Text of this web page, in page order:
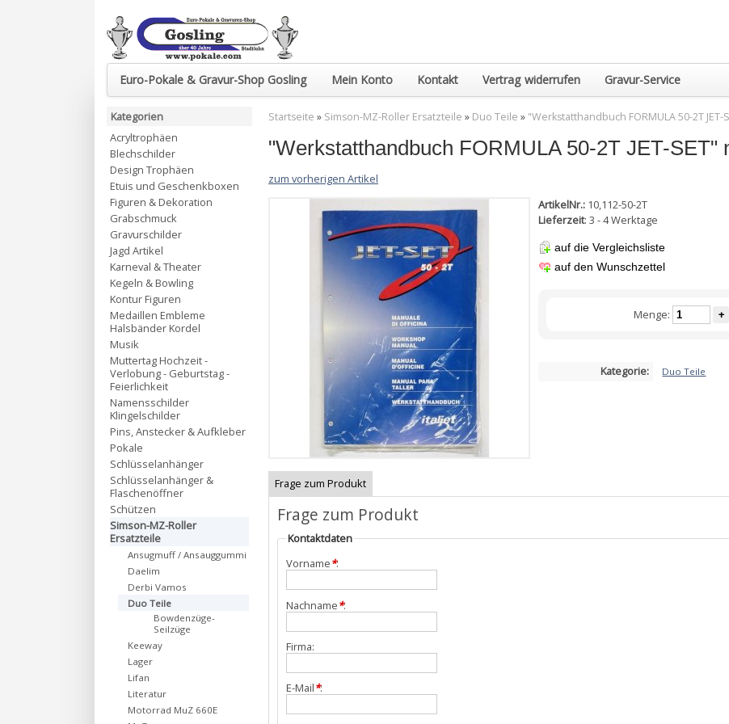
Euro-Pokale & Gravur-Shop Gosling Mein Konto Kontakt Vertrag widerrufen Gravur-Service
Startseite » Simson-MZ-Roller Ersatzteile » Duo Teile » "Werkstatthandbuch FORMULA 50-2T JET-
"Werkstatthandbuch FORMULA 50-2T JET-SET"
zum vorherigen Artikel
ArtikelNr.: 10,112-50-2T
Lieferzeit: 3 - 4 Werktage
auf die Vergleichsliste
auf den Wunschzettel
Menge: +
Kategorie: Duo Teile
Frage zum Produkt
Frage zum Produkt
Kontaktdaten
Vorname*:
Nachname*:
Firma:
E-Mail*:
Kategorien
Acryltrophäen
Blechschilder
Design Trophäen
Etuis und Geschenkboxen
Figuren & Dekoration
Grabschmuck
Gravurschilder
Jagd Artikel
Karneval & Theater
Kegeln & Bowling
Kontur Figuren
Medaillen Embleme
Halsbänder Kordel
Musik
Muttertag Hochzeit -
Verlobung - Geburtstag -
Feierlichkeit
Namensschilder
Klingelschilder
Pins, Anstecker & Aufkleber
Pokale
Schlüsselanhänger
Schlüsselanhänger &
Flaschenöffner
Schützen
Simson-MZ-Roller
Ersatzteile
Ansugmuff / Ansauggummi
Daelim
Derbi Vamos
Duo Teile
Bowdenzüge-
Seilzüge
Keeway
Lager
Lifan
Literatur
Motorrad MuZ 660E